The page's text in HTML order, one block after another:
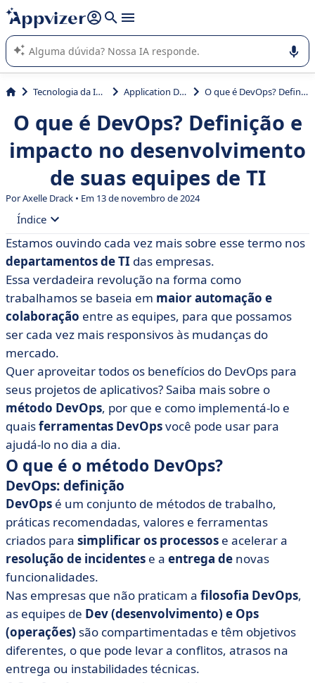
de nossa IA (várias linhas com
A IA do Appvizer o orienta no uso ou na seleção de software
SaaS para sua empresa.
Tecnologia da Informação (TI) Application Development O que é DevOps? Definição e impacto no desenvolvimento de suas equipes de TI
O que é DevOps? Definição e
impacto no desenvolvimento
de suas equipes de TI
Por Axelle Drack • Em 13 de novembro de 2024
Índice
• O que é o método DevOps?
• Por que DevOps? Os 5 principais benefícios
• Os 5 estágios da implementação do método DevOps
• 6 práticas recomendadas para uma transição bem-
sucedida de DevOps
• As melhores ferramentas para uma implementação
bem-sucedida do DevOps
• Você está pronto para adotar o método DevOps?
Estamos ouvindo cada vez mais sobre esse termo nos
departamentos de TI das empresas.
Essa verdadeira revolução na forma como
trabalhamos se baseia em maior automação e
colaboração entre as equipes, para que possamos
ser cada vez mais responsivos às mudanças do
mercado.
Quer aproveitar todos os benefícios do DevOps para
seus projetos de aplicativos? Saiba mais sobre o
método DevOps, por que e como implementá-lo e
quaisferramentas DevOpsvocê pode usar para
ajudá-lo no dia a dia.
O que é o método DevOps?
DevOps: definição
DevOps é um conjunto de métodos de trabalho,
práticas recomendadas, valores e ferramentas
criados para simplificar os processos e acelerar a
resolução de incidentes e a entrega de novas
funcionalidades.
Nas empresas que não praticam a filosofia DevOps,
as equipes de Dev (desenvolvimento) e Ops
(operações) são compartimentadas e têm objetivos
diferentes, o que pode levar a conflitos, atrasos na
entrega ou instabilidades técnicas.